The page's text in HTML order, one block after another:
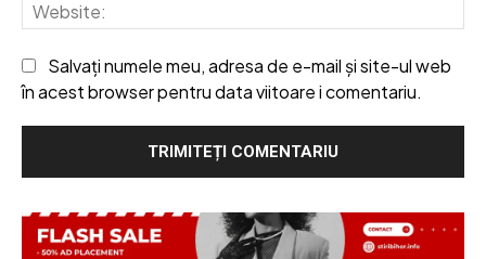
Salvați numele meu, adresa de e-mail și site-ul web
în acest browser pentru data viitoare i comentariu.